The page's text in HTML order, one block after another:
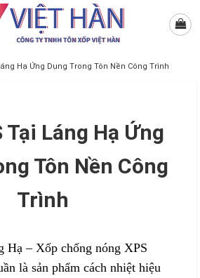
Hạ Ứng Dụng Trong Tôn Nền Công Trình
Tại Láng Hạ Ứng
Tôn Nền Công
Trình
Hạ – Xốp chống nóng XPS
là sản phẩm cách nhiệt hiệu